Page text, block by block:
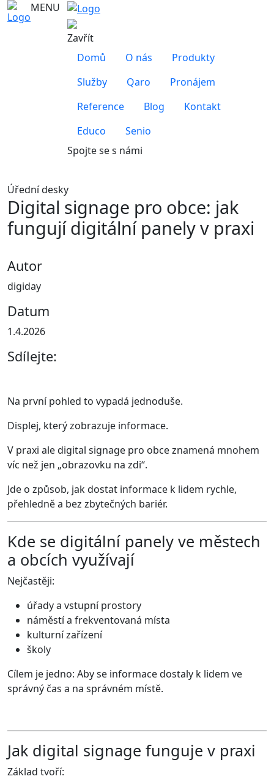
MENU
Zavřít
Domů
O nás
Produkty
Služby
Qaro
Pronájem
Reference
Blog
Kontakt
Educo
Senio
Spojte se s námi
Úřední desky
Digital signage pro obce: jak
fungují digitální panely v praxi
Autor
digiday
Datum
1.4.2026
Sdílejte:
Na první pohled to vypadá jednoduše.
Displej, který zobrazuje informace.
V praxi ale digital signage pro obce znamená mnohem
víc než jen „obrazovku na zdi“.
Jde o způsob, jak dostat informace k lidem rychle,
přehledně a bez zbytečných bariér.
Kde se digitální panely ve městech
a obcích využívají
Nejčastěji:
úřady a vstupní prostory
náměstí a frekventovaná místa
kulturní zařízení
školy
Cílem je jedno: Aby se informace dostaly k lidem ve
správný čas a na správném místě.
Jak digital signage funguje v praxi
Základ tvoří: